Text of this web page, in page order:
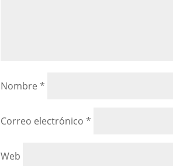
Nombre*
Correo electrónico*
Web